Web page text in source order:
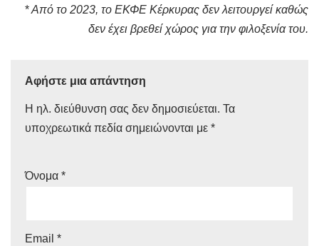
*Από το 2023, το ΕΚΦΕ Κέρκυρας δεν λειτουργεί καθώς
δεν έχει βρεθεί χώρος για την φιλοξενία του.
Αφήστε μια απάντηση
Η ηλ. διεύθυνση σας δεν δημοσιεύεται. Τα
υποχρεωτικά πεδία σημειώνονται με *
Όνομα *
Email *